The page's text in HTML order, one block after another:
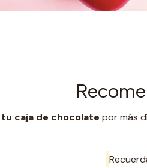
caja de chocolate por más